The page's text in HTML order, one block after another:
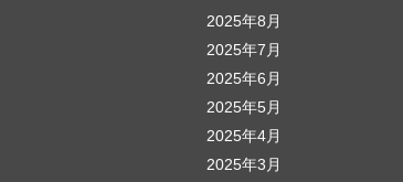
2025年8月
2025年7月
2025年6月
2025年5月
2025年4月
2025年3月